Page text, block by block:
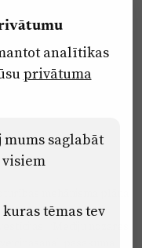
mehānisma plāna
digitālā
“Mediju nozares
pasākuma
analītikas
privātuma
saglabāt
visiem
tēmas tev